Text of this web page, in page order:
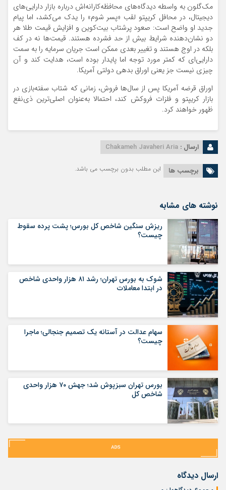
مک‌گلون به واسطه دیدگاه‌های محافظه‌کارانه‌اش درباره بازار دارایی‌های
دیجیتال، در محافل کریپتو لقب «پسر شوم» را یدک می‌کشد، اما پیام
جدید او واضح است: صعود پرشتاب بیت‌کوین و افزایش قیمت طلا هر
دو نشان‌دهنده شرایط بیش از حد فشرده هستند. قیمت‌ها نه در کف
بلکه در اوج هستند و تغییر بعدی ممکن است جریان سرمایه را به سمت
دارایی‌ای که کمتر مورد توجه اما پایدار بوده است، هدایت کند و آن
چیزی نیست جز یعنی اوراق بدهی دولتی آمریکا.
اوراق قرضه آمریکا پس از سال‌ها فروش، زمانی که شتاب سفته‌بازی در
بازار کریپتو و فلزات فروکش کند، احتمالا به‌عنوان اصلی‌ترین ذی‌نفع
ظهور خواهند کرد.
ارسال : Chakameh Javaheri Aria
برچسب ها این مطلب بدون برچسب می باشد.
نوشته های مشابه
ریزش سنگین شاخص کل بورس؛ پشت پرده سقوط
چیست؟
شوک به بورس تهران؛ رشد ۸۱ هزار واحدی شاخص
در ابتدا معاملات
سهام عدالت در آستانه یک تصمیم جنجالی؛ ماجرا
چیست؟
بورس تهران سبزپوش شد؛ جهش ۷۰ هزار واحدی
شاخص کل
ارسال دیدگاه